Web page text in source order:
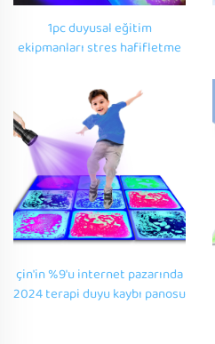
1pc duyusal eğitim
ekipmanları stres hafifletme
zemin paspası özel ihtiyaçlar
için duyusal oyuncaklar çocuk
otistik
çin'in %9'u internet pazarında
2024 terapi duyu kaybı panosu